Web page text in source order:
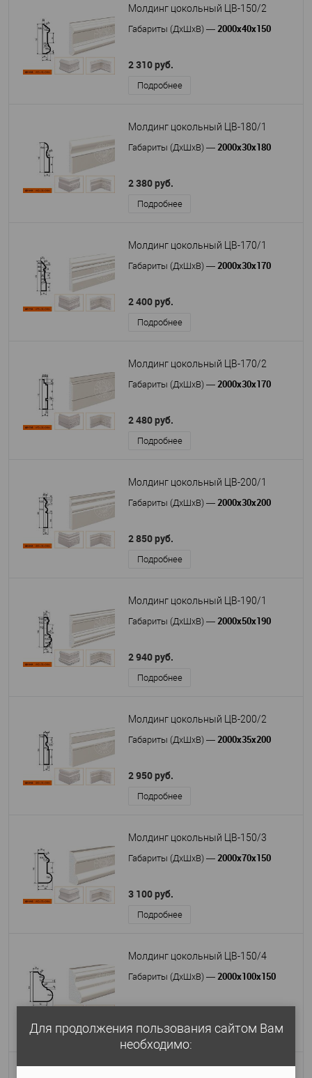
Молдинг цокольный ЦВ-150/2
Габариты (ДхШхВ) — 2000х40х150
2 310 руб.
Подробнее
Молдинг цокольный ЦВ-180/1
Габариты (ДхШхВ) — 2000х30х180
2 380 руб.
Подробнее
Молдинг цокольный ЦВ-170/1
Габариты (ДхШхВ) — 2000х30х170
2 400 руб.
Подробнее
Молдинг цокольный ЦВ-170/2
Габариты (ДхШхВ) — 2000х30х170
2 480 руб.
Подробнее
Молдинг цокольный ЦВ-200/1
Габариты (ДхШхВ) — 2000х30х200
2 850 руб.
Подробнее
Молдинг цокольный ЦВ-190/1
Габариты (ДхШхВ) — 2000х50х190
2 940 руб.
Подробнее
Молдинг цокольный ЦВ-200/2
Габариты (ДхШхВ) — 2000х35х200
2 950 руб.
Подробнее
Молдинг цокольный ЦВ-150/3
Габариты (ДхШхВ) — 2000х70х150
3 100 руб.
Подробнее
Молдинг цокольный ЦВ-150/4
Габариты (ДхШхВ) — 2000х100х150
Подробнее
Для продолжения пользования сайтом Вам
необходимо: